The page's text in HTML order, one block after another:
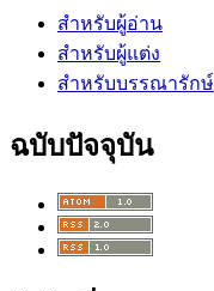
สำหรับผู้อ่าน
สำหรับผู้แต่ง
สำหรับบรรณารักษ์
ฉบับปัจจุบัน